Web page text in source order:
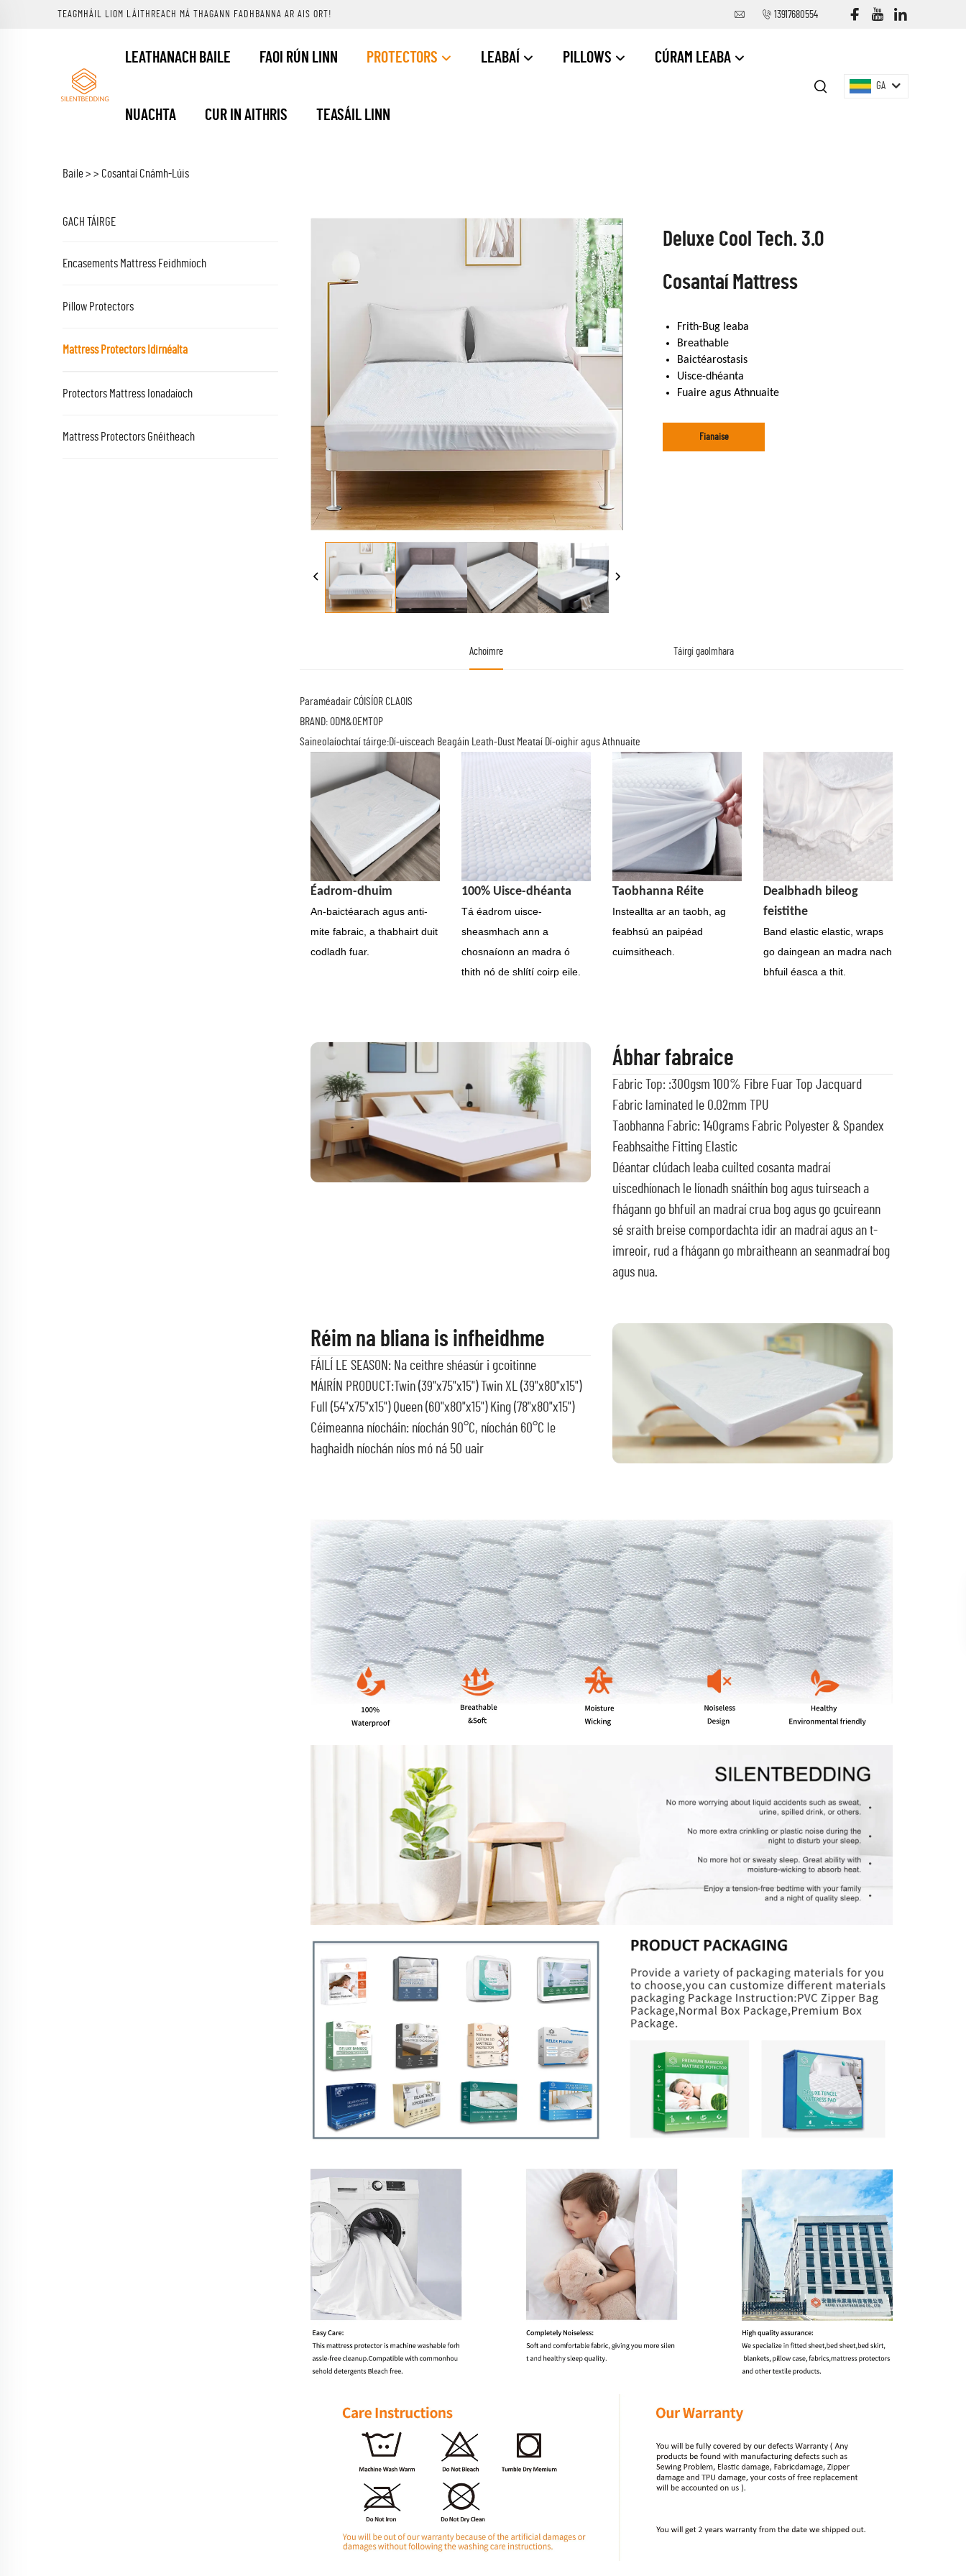
TEAGMHÁIL LIOM LÁITHREACH MÁ THAGANN FADHBANNA AR AIS ORT! 13917680554
LEATHANACH BAILE FAOI RÚN LINN PROTECTORS LEABAÍ PILLOWS CÚRAM LEABA
NUACHTA CUR IN AITHRIS TEASÁIL LINN
GA
Baile > > Cosantaí Cnámh-Lúis
GACH TÁIRGE
Encasements Mattress Feidhmíoch
Pillow Protectors
Mattress Protectors Idirnéalta
Protectors Mattress Ionadaíoch
Mattress Protectors Gnéitheach
Deluxe Cool Tech. 3.0
Cosantaí Mattress
Frith-Bug leaba
Breathable
Baictéarostasis
Uisce-dhéanta
Fuaire agus Athnuaite
Fianaise
Achoimre Táirgí gaolmhara
Paraméadair CÓISÍOR CLAOIS
BRAND: ODM&OEMTOP
Saineolaíochtaí táirge:Dí-uisceach Beagáin Leath-Dust Meataí Dí-oighir agus Athnuaite
Éadrom-dhuim
An-baictéarach agus anti-
mite fabraic, a thabhairt duit
codladh fuar.
100% Uisce-dhéanta
Tá éadrom uisce-
sheasmhach ann a
chosnaíonn an madra ó
thith nó de shlítí coirp eile.
Taobhanna Réite
Insteallta ar an taobh, ag
feabhsú an paipéad
cuimsitheach.
Dealbhadh bileog
feistithe
Band elastic elastic, wraps
go daingean an madra nach
bhfuil éasca a thit.
Ábhar fabraice
Fabric Top: :300gsm 100% Fibre Fuar Top Jacquard
Fabric laminated le 0.02mm TPU
Taobhanna Fabric: 140grams Fabric Polyester & Spandex
Feabhsaithe Fitting Elastic
Déantar clúdach leaba cuilted cosanta madraí
uiscedhíonach le líonadh snáithín bog agus tuirseach a
fhágann go bhfuil an madraí crua bog agus go gcuireann
sé sraith breise compordachta idir an madraí agus an t-
imreoir, rud a fhágann go mbraitheann an seanmadraí bog
agus nua.
Réim na bliana is infheidhme
FÁILÍ LE SEASON: Na ceithre shéasúr i gcoitinne
MÁIRÍN PRODUCT:Twin (39"x75"x15") Twin XL (39"x80"x15")
Full (54"x75"x15") Queen (60"x80"x15") King (78"x80"x15")
Céimeanna níocháin: níochán 90°C, níochán 60°C le
haghaidh níochán níos mó ná 50 uair